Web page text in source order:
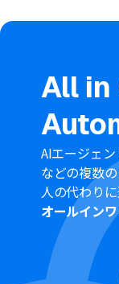
「メッセー
■注意事項
Google
ださい。
トリガーは5
間隔を選択
プランによ
ください。
ダウンロー
す。アプリ
あるので、
トリガー、
ル容量の詳細
照ください。
All in
AIエージェ
などの複数
人の代わり
オールイン